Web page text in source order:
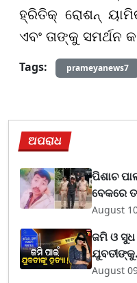
ହ୍ରିତିକ୍ ରୋଶନ୍
ଏବଂ ତାଙ୍କୁ ସମର୍ଥନ
Tags:
prameyanews7
ଅପରାଧ
ପିଶାଚ
ବେକରେ
August
ଜମି ଓ ସୁଧ
August